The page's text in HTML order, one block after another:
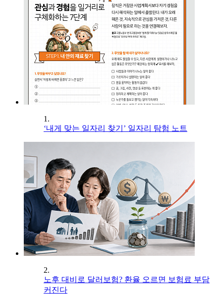
1.
‘내게 맞는 일자리 찾기’ 일자리 탐험 노트
2.
노후 대비로 달러보험? 환율 오르면 보험료 부담
커진다